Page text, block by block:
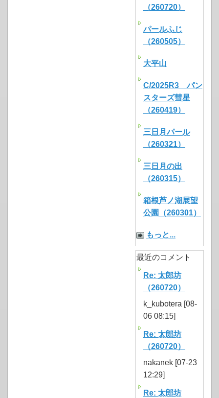
（260720）
パールふじ
（260505）
大平山
C/2025R3 パン
スターズ彗星
（260419）
三日月パール
（260321）
三日月の出
（260315）
箱根芦ノ湖展望
公園（260301）
もっと...
最近のコメント
Re: 太郎坊
（260720）
k_kubotera [08-
06 08:15]
Re: 太郎坊
（260720）
nakanek [07-23
12:29]
Re: 太郎坊